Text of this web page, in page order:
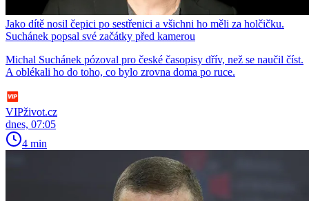
Jako dítě nosil čepici po sestřenici a všichni ho měli za holčičku.
Suchánek popsal své začátky před kamerou
Michal Suchánek pózoval pro české časopisy dřív, než se naučil číst.
A oblékali ho do toho, co bylo zrovna doma po ruce.
VIPživot.cz
dnes, 07:05
4 min